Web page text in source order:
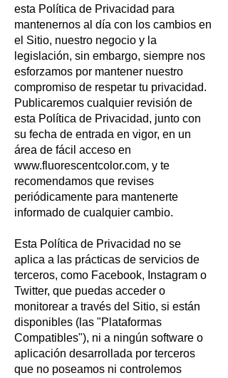
esta Política de Privacidad para
mantenernos al día con los cambios en
el Sitio, nuestro negocio y la
legislación, sin embargo, siempre nos
esforzamos por mantener nuestro
compromiso de respetar tu privacidad.
Publicaremos cualquier revisión de
esta Política de Privacidad, junto con
su fecha de entrada en vigor, en un
área de fácil acceso en
www.fluorescentcolor.com, y te
recomendamos que revises
periódicamente para mantenerte
informado de cualquier cambio.
Esta Política de Privacidad no se
aplica a las prácticas de servicios de
terceros, como Facebook, Instagram o
Twitter, que puedas acceder o
monitorear a través del Sitio, si están
disponibles (las "Plataformas
Compatibles"), ni a ningún software o
aplicación desarrollada por terceros
que no poseamos ni controlemos